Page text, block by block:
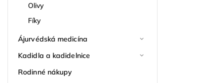
Olivy
Fíky
Ájurvédská medicína
Kadidla a kadidelnice
Rodinné nákupy